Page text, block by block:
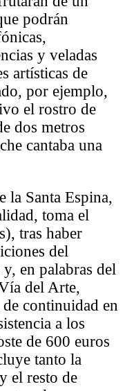
podrán
y veladas
artísticas de
por ejemplo,
el rostro de
dos metros
cantaba una
la Santa Espina,
toma el
tras haber
del
en palabras del
del Arte,
continuidad en
a los
de 600 euros
tanto la
el resto de